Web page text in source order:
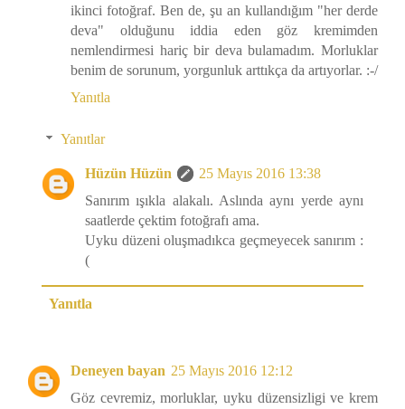
ikinci fotoğraf. Ben de, şu an kullandığım "her derde
deva" olduğunu iddia eden göz kremimden
nemlendirmesi hariç bir deva bulamadım. Morluklar
benim de sorunum, yorgunluk arttıkça da artıyorlar. :-/
Yanıtla
Yanıtlar
Hüzün Hüzün
25 Mayıs 2016 13:38
Sanırım ışıkla alakalı. Aslında aynı yerde aynı
saatlerde çektim fotoğrafı ama.
Uyku düzeni oluşmadıkca geçmeyecek sanırım :
(
Yanıtla
Deneyen bayan 25 Mayıs 2016 12:12
Göz cevremiz, morluklar, uyku düzensizligi ve krem